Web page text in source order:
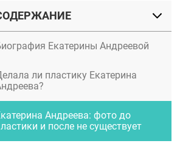
Екатерины Андреевой
ли пластику Екатерина
Андреева: фото до
и после не существует